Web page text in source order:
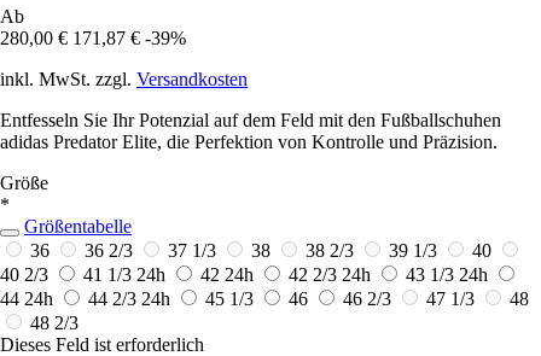
Ab
280,00 € 171,87 € -39%
inkl. MwSt. zzgl. Versandkosten
Entfesseln Sie Ihr Potenzial auf dem Feld mit den Fußballschuhen
adidas Predator Elite, die Perfektion von Kontrolle und Präzision.
Größe
*
Größentabelle
36
36 2/3 37 1/3 38 38 2/3 39 1/3
40
40 2/3
41 1/3 24h 42 24h 42 2/3 24h 43 1/3 24h
44 24h 44 2/3 24h 45 1/3 46 46 2/3 47 1/3
48
48 2/3
Dieses Feld ist erforderlich